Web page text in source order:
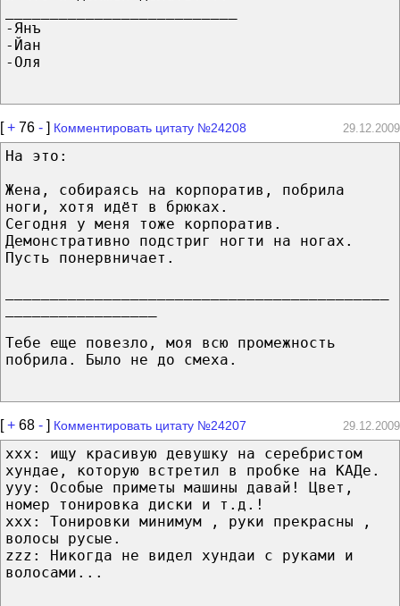
-Янъ
-Йан
-Оля
[+ 76 - ] Комментировать цитату №24208 29.12.2009
На это:
Жена, собираясь на корпоратив, побрила
ноги, хотя идёт в брюках.
Сегодня у меня тоже корпоратив.
Демонстративно подстриг ногти на ногах.
Пусть понервничает.
Тебе еще повезло, моя всю промежность
побрила. Было не до смеха.
[+ 68 - ] Комментировать цитату №24207 29.12.2009
ххх: ищу красивую девушку на серебристом
хундае, которую встретил в пробке на КАДе.
yyy: Особые приметы машины давай! Цвет,
номер тонировка диски и т.д.!
xxx: Тонировки минимум , руки прекрасны ,
волосы русые.
zzz: Никогда не видел хундаи с руками и
волосами...